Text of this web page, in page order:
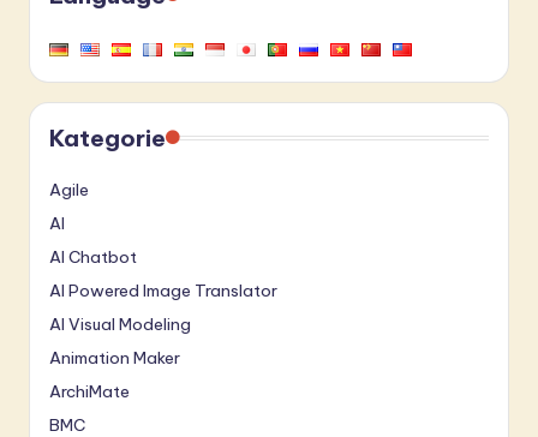
Kategorie
Agile
AI
AI Chatbot
AI Powered Image Translator
AI Visual Modeling
Animation Maker
ArchiMate
BMC